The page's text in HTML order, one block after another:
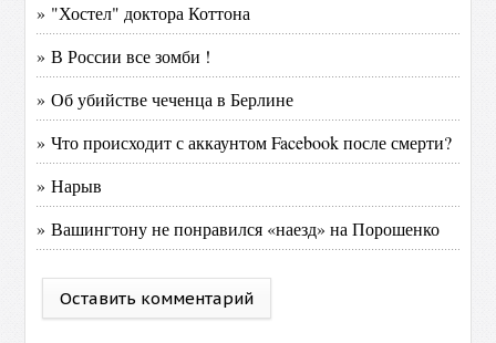
» "Хостел" доктора Коттона
» В России все зомби !
» Об убийстве чеченца в Берлине
» Что происходит с аккаунтом Facebook после смерти?
» Нарыв
» Вашингтону не понравился «наезд» на Порошенко
Оставить комментарий